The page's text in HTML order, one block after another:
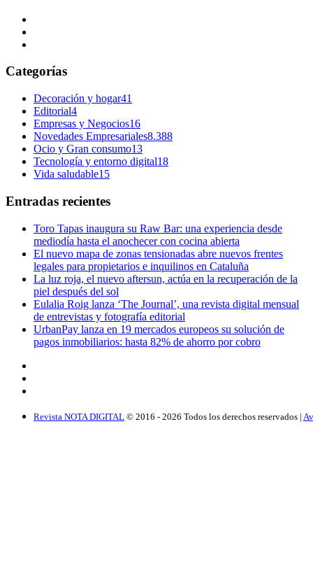
Categorías
Decoración y hogar41
Editorial4
Empresas y Negocios16
Novedades Empresariales8.388
Ocio y Gran consumo13
Tecnología y entorno digital18
Vida saludable15
Entradas recientes
Toro Tapas inaugura su Raw Bar: una experiencia desde
mediodía hasta el anochecer con cocina abierta
El nuevo mapa de zonas tensionadas abre nuevos frentes
legales para propietarios e inquilinos en Cataluña
La luz roja, el nuevo aftersun, actúa en la recuperación de la
piel después del sol
Eulalia Roig lanza ‘The Journal’, una revista digital mensual
de entrevistas y fotografía editorial
UrbanPay lanza en 19 mercados europeos su solución de
pagos inmobiliarios: hasta 82% de ahorro por cobro
Revista NOTA DIGITAL © 2016 - 2026 Todos los derechos reservados |